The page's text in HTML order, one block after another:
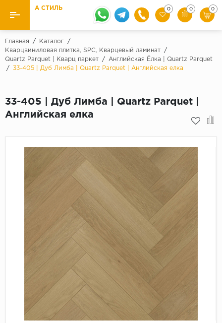
Назад
Ламинат Бренды
Pergo
Quick Step
31 класс
32 класс
33 класс
Палитра
Серый
Бежевый
Дуб светлый
Коричневый
Страна
Австрия
Ковролин и ковровая плитка
Линолеум
Кварцевый ламинат SPC
Подложка под паркет и ламинат
А СТИЛЬ 0 0 0
Главная / Каталог
/
Кварцвиниловая плитка, SPC, Кварцевый ламинат
/
Quartz Parquet | Кварц паркет
/
Английская Ёлка | Quartz Parquet
/
33-405 | Дуб Лимба | Quartz Parquet | Английская елка
33-405 | Дуб Лимба | Quartz Parquet |
Английская елка